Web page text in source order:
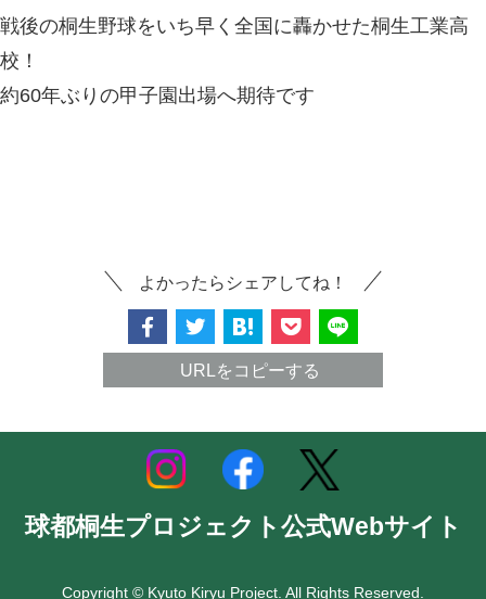
戦後の桐生野球をいち早く全国に轟かせた桐生工業高
校！
約60年ぶりの甲子園出場へ期待です
よかったらシェアしてね！
URLをコピーする
球都桐生プロジェクト公式Webサイト
Copyright © Kyuto Kiryu Project. All Rights Reserved.